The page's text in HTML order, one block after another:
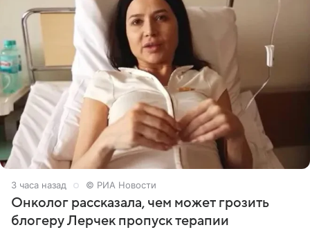
3 часа назад © РИА Новости
Онколог рассказала, чем может грозить
блогеру Лерчек пропуск терапии